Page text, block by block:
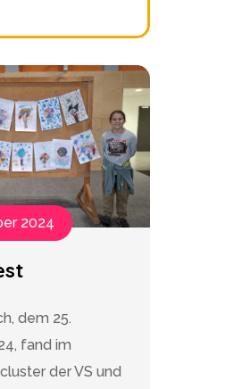
2024
dem 25.
fand im
der VS und